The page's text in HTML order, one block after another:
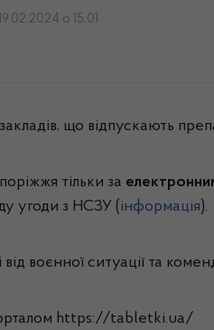
о 15:01
що відпускають
тільки за
угоди з НСЗУ ( інформація).
воєнної ситуації та
https://tabletki.ua/